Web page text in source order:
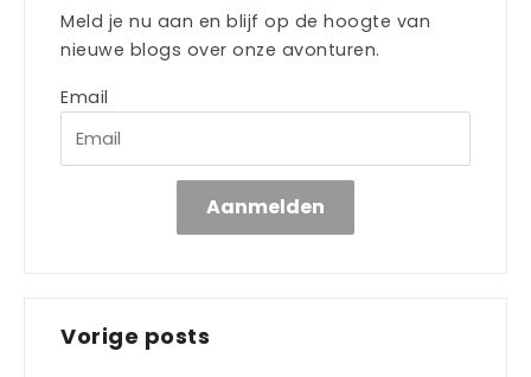
Meld je nu aan en blijf op de hoogte van
nieuwe blogs over onze avonturen.
Email
Aanmelden
Vorige posts